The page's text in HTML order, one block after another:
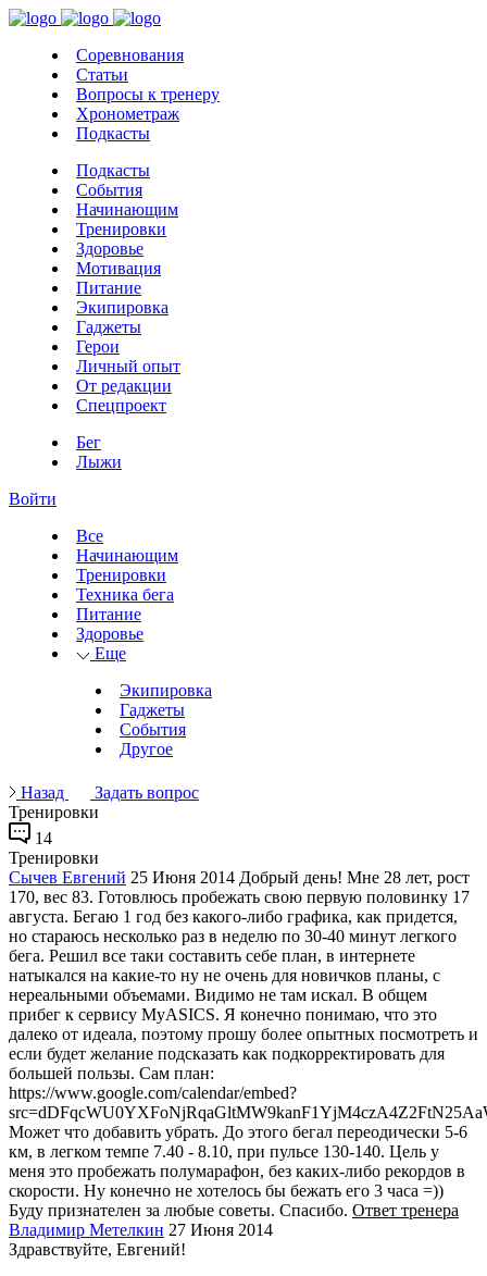
Соревнования
Статьи
Вопросы к тренеру
Хронометраж
Подкасты
Подкасты
События
Начинающим
Тренировки
Здоровье
Мотивация
Питание
Экипировка
Гаджеты
Герои
Личный опыт
От редакции
Спецпроект
Бег
Лыжи
Войти
Все
Начинающим
Тренировки
Техника бега
Питание
Здоровье
Еще
Экипировка
Гаджеты
События
Другое
Назад
Задать вопрос
Тренировки
14
Тренировки
Сычев Евгений 25 Июня 2014 Добрый день! Мне 28 лет, рост
170, вес 83. Готовлюсь пробежать свою первую половинку 17
августа. Бегаю 1 год без какого-либо графика, как придется,
но стараюсь несколько раз в неделю по 30-40 минут легкого
бега. Решил все таки составить себе план, в интернете
натыкался на какие-то ну не очень для новичков планы, с
нереальными объемами. Видимо не там искал. В общем
прибег к сервису MyASICS. Я конечно понимаю, что это
далеко от идеала, поэтому прошу более опытных посмотреть и
если будет желание подсказать как подкорректировать для
большей пользы. Сам план:
https://www.google.com/calendar/embed?
Может что добавить убрать. До этого бегал переодически 5-6
км, в легком темпе 7.40 - 8.10, при пульсе 130-140. Цель у
меня это пробежать полумарафон, без каких-либо рекордов в
скорости. Ну конечно не хотелось бы бежать его 3 часа =))
Буду признателен за любые советы. Спасибо. Ответ тренера
Владимир Метелкин 27 Июня 2014
Здравствуйте, Евгений!